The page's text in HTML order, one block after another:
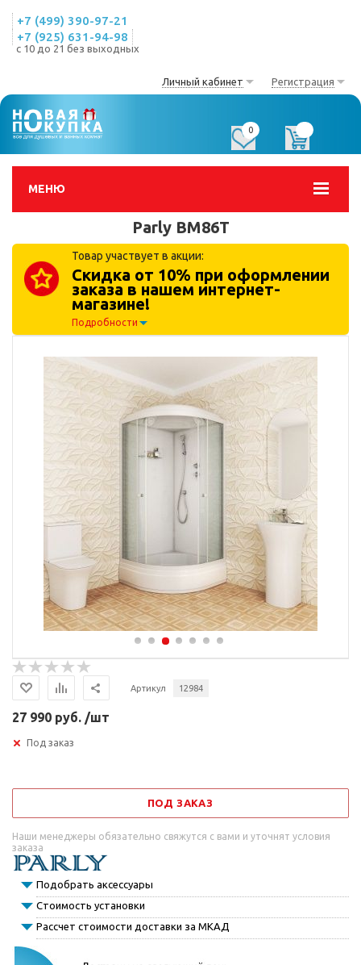
+7 (499) 390-97-21
+7 (925) 631-94-98
с 10 до 21 без выходных
Личный кабинет Регистрация
МЕНЮ
0
Parly BM86T
Товар участвует в акции:
Скидка от 10% при оформлении
заказа в нашем интернет-
магазине!
Подробности
Артикул 12984
27 990 руб. /шт
Под заказ
ПОД ЗАКАЗ
Наши менеджеры обязательно свяжутся с вами и уточнят условия
заказа
Подобрать аксессуары
Стоимость установки
Рассчет стоимости доставки за МКАД